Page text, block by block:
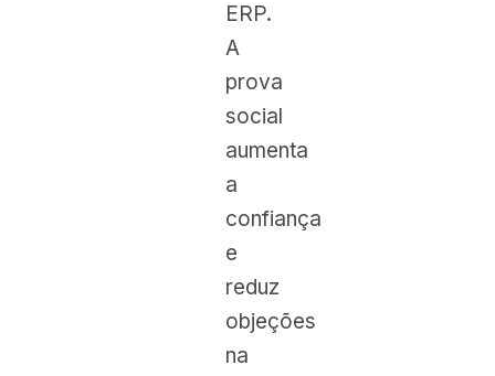
ERP.
A
prova
social
aumenta
a
confiança
e
reduz
objeções
na